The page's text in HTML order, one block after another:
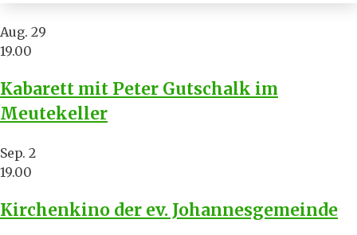
Aug. 29
19.00
Kabarett mit Peter Gutschalk im
Meutekeller
Sep. 2
19.00
Kirchenkino der ev. Johannesgemeinde